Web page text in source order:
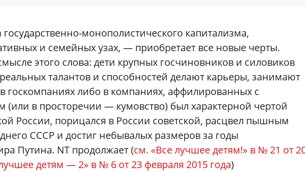
монополистического капитализма,
и семейных узах, — приобретает все новые черты.
этого слова: дети крупных госчиновников и силовиков
талантов и способностей делают карьеры, занимают
госкомпаниях либо в компаниях, аффилированных с
(или в просторечии — кумовство) был характерной чертой
России, порицался в России советской, расцвел пышным
СССР и достиг небывалых размеров за годы
Путина. NT продолжает (см. «Все лучшее детям!» в № 21 от
детям — 2» в № 6 от 23 февраля 2015 года)